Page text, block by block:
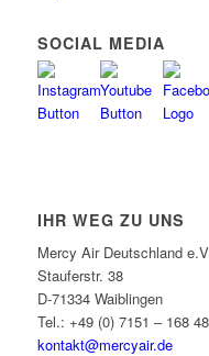
SOCIAL MEDIA
IHR WEG ZU UNS
Mercy Air Deutschland
Stauferstr. 38
D-71334 Waiblingen
Tel.: +49 (0) 7151 – 168
kontakt@mercyair.de